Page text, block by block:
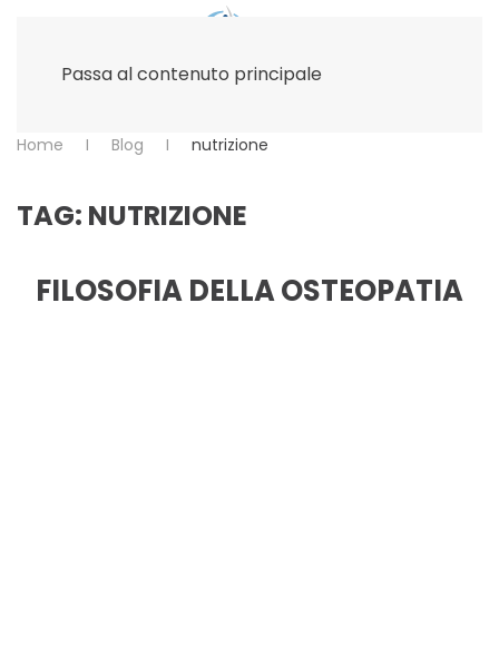
Passa al contenuto principale
Home Blog nutrizione
TAG: NUTRIZIONE
FILOSOFIA DELLA OSTEOPATIA